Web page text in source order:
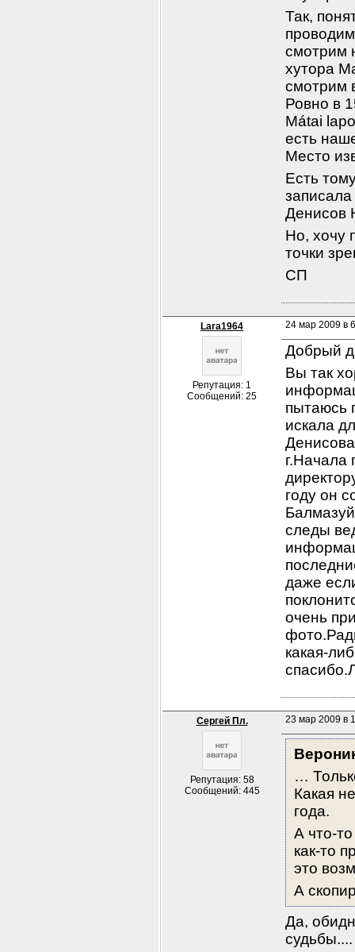
Так,
смотрим
хутора
смотрим
Ровно в
Mátai
есть
Место
Есть
Денисов
Но, хочу
точки
СП
Lara1964
Репутация: 1
Сообщений: 25
24 мар 2009 в
Добрый
Вы так
пытаюсь
искала
г.Начала
году он
следы
даже
очень
какая-
Сергей Пл.
Репутация: 58
Сообщений: 445
23 мар 2009 в
…
Какая
года.
А что-
как-то
это
А
Да,
судьбы....